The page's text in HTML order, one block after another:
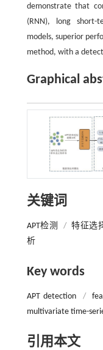
demonstrate that
(RNN), long short-
models, superior
method, with a
Graphical
关键词
APT检测 / 特征选
析
Key words
APT detection /
multivariate time-
引用本文